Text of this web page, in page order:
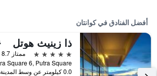
أفضل الفنادق في كوانتان
ذا زينيث هوتل
5 نجوم
ممتاز 8.7
0.0 كيلومتر عن وسط المدينة